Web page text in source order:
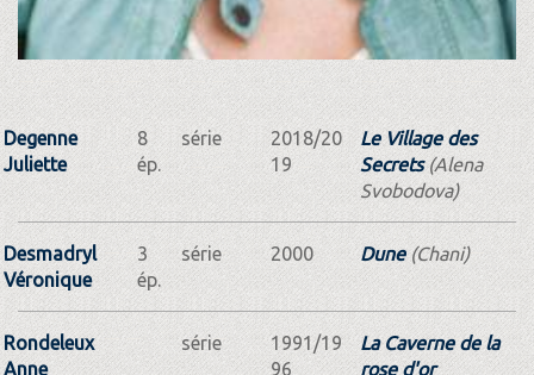
Degenne
Juliette
8
ép.
série
2018/20
19
Le Village des
Secrets(Alena
Svobodova)
Desmadryl
Véronique
3
ép.
série 2000 Dune(Chani)
Rondeleux
Anne
série
1991/19
96
La Caverne de la
rose d'or